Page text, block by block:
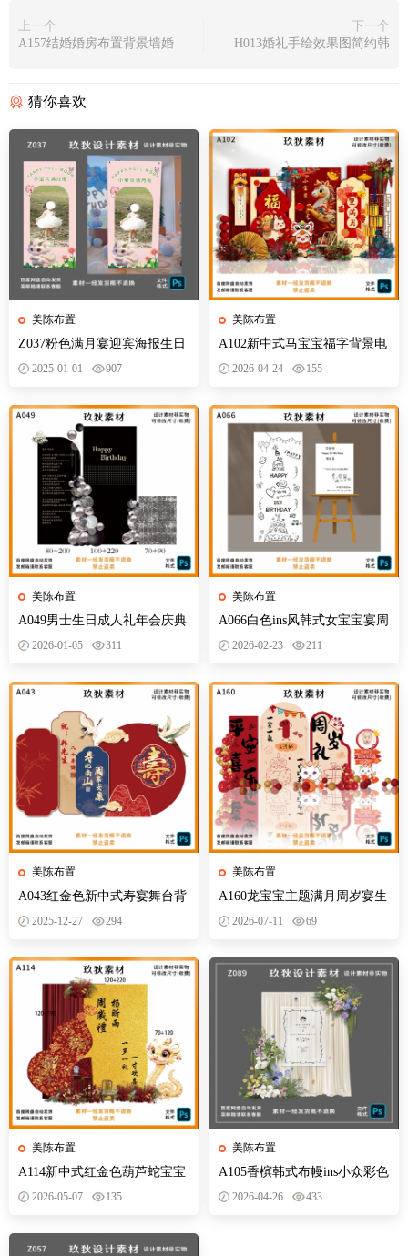
上一个
A157结婚婚房布置背景墙婚
下一个
H013婚礼手绘效果图简约韩
猜你喜欢
美陈布置
Z037粉色满月宴迎宾海报生日
海报定制宝宝百日宴照片易拉
2025-01-01 907
美陈布置
A049男士生日成人礼年会庆典
开业美陈黑色框架银色风动板
2026-01-05 311
美陈布置
A043红金色新中式寿宴舞台背
景老人过寿素材布置设计PS文
2025-12-27 294
美陈布置
A114新中式红金色葫芦蛇宝宝
周岁满月生日宴会背景布置素
2026-05-07 135
美陈布置
A102新中式马宝宝福字背景电
子素材宝宝宴周岁宴派对布置
2026-04-24 155
美陈布置
A066白色ins风韩式女宝宝宴周
岁百日满月简笔画背景板设计
2026-02-23 211
美陈布置
A160龙宝宝主题满月周岁宴生
日宴抓周礼迎宾背景装饰kt板
2026-07-11 69
美陈布置
A105香槟韩式布幔ins小众彩色
花艺宝宝宴生日派对效果设计
2026-04-26 433